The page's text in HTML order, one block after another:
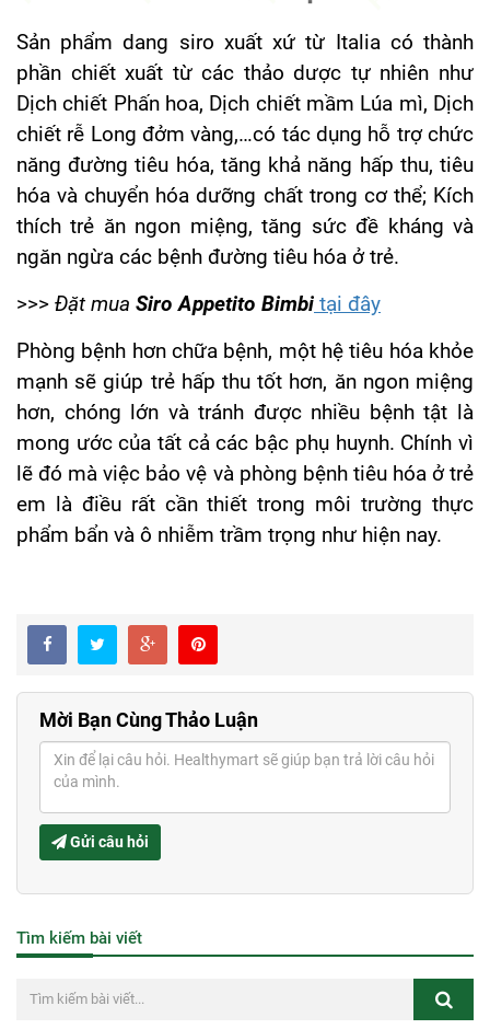
Sản phẩm dang siro xuất xứ từ Italia có thành
phần chiết xuất từ các thảo dược tự nhiên như
Dịch chiết Phấn hoa, Dịch chiết mầm Lúa mì, Dịch
chiết rễ Long đởm vàng,…có tác dụng hỗ trợ chức
năng đường tiêu hóa, tăng khả năng hấp thu, tiêu
hóa và chuyển hóa dưỡng chất trong cơ thể; Kích
thích trẻ ăn ngon miệng, tăng sức đề kháng và
ngăn ngừa các bệnh đường tiêu hóa ở trẻ.
>>> Đặt mua Siro Appetito Bimbi tại đây
Phòng bệnh hơn chữa bệnh, một hệ tiêu hóa khỏe
mạnh sẽ giúp trẻ hấp thu tốt hơn, ăn ngon miệng
hơn, chóng lớn và tránh được nhiều bệnh tật là
mong ước của tất cả các bậc phụ huynh. Chính vì
lẽ đó mà việc bảo vệ và phòng bệnh tiêu hóa ở trẻ
em là điều rất cần thiết trong môi trường thực
phẩm bẩn và ô nhiễm trầm trọng như hiện nay.
Mời Bạn Cùng Thảo Luận
Gửi câu hỏi
Tìm kiếm bài viết